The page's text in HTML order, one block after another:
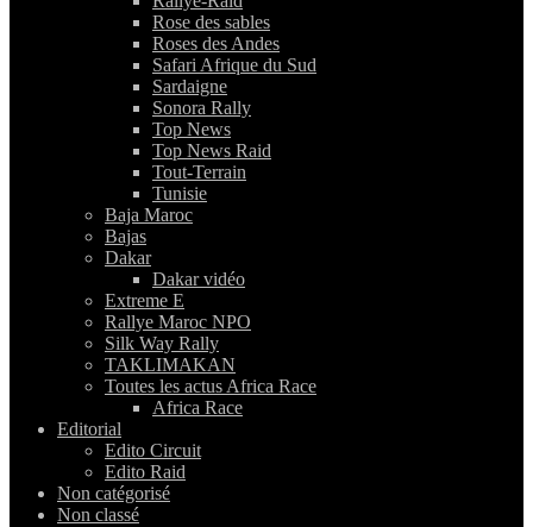
Rose des sables
Roses des Andes
Safari Afrique du Sud
Sardaigne
Sonora Rally
Top News
Top News Raid
Tout-Terrain
Tunisie
Baja Maroc
Bajas
Dakar
Dakar vidéo
Extreme E
Rallye Maroc NPO
Silk Way Rally
TAKLIMAKAN
Toutes les actus Africa Race
Africa Race
Editorial
Edito Circuit
Edito Raid
Non catégorisé
Non classé